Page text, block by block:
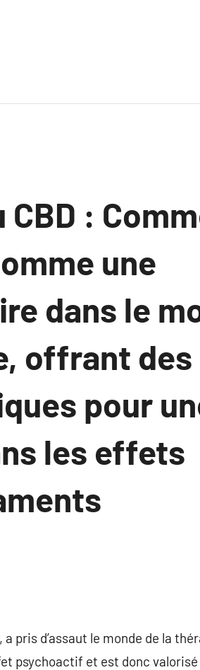
:
une
dans le
offrant des
pour
les effets
pris d’assaut le monde de la
psychoactif et est donc